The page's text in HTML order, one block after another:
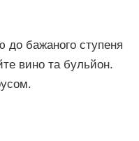
до бажаного ступеня
вино та бульйон.